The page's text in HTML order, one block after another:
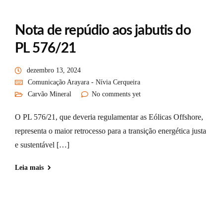
Nota de repúdio aos jabutis do
PL 576/21
dezembro 13, 2024
Comunicação Arayara - Nívia Cerqueira
Carvão Mineral
No comments yet
O PL 576/21, que deveria regulamentar as Eólicas Offshore,
representa o maior retrocesso para a transição energética justa
e sustentável […]
Leia mais